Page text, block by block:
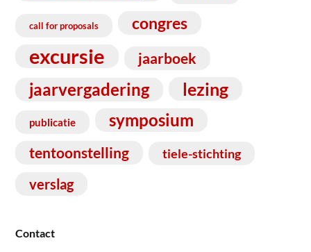
call for proposals congres
excursie jaarboek
jaarvergadering lezing
publicatie symposium
tentoonstelling tiele-stichting
verslag
Contact